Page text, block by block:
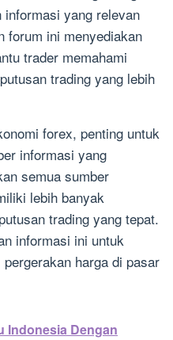
yang relevan
forum ini menyediakan
trader memahami
trading yang lebih
forex, penting untuk
informasi yang
semua sumber
lebih banyak
trading yang tepat.
informasi ini untuk
harga di pasar
Indonesia Dengan